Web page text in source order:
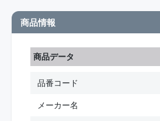
商品情報
商品データ
品番コード
メーカー名